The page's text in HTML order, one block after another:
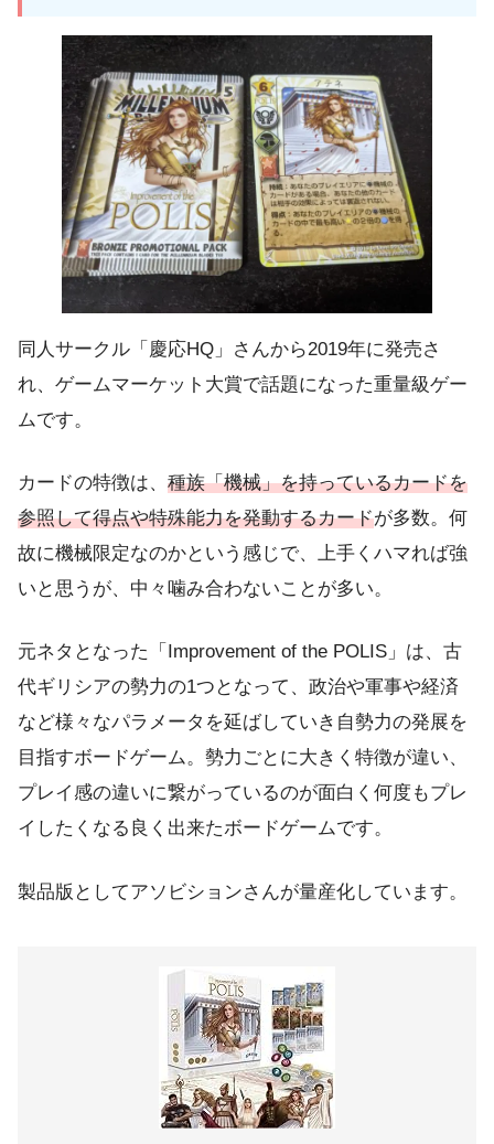
同人サークル「慶応HQ」さんから2019年に発売さ
れ、ゲームマーケット大賞で話題になった重量級ゲー
ムです。
カードの特徴は、 種族「機械」を持っているカードを
参照して得点や特殊能力を発動するカードが多数。何
故に機械限定なのかという感じで、上手くハマれば強
いと思うが、中々噛み合わないことが多い。
元ネタとなった「Improvement of the POLIS」は、古
代ギリシアの勢力の1つとなって、政治や軍事や経済
など様々なパラメータを延ばしていき自勢力の発展を
目指すボードゲーム。勢力ごとに大きく特徴が違い、
プレイ感の違いに繋がっているのが面白く何度もプレ
イしたくなる良く出来たボードゲームです。
製品版としてアソビションさんが量産化しています。